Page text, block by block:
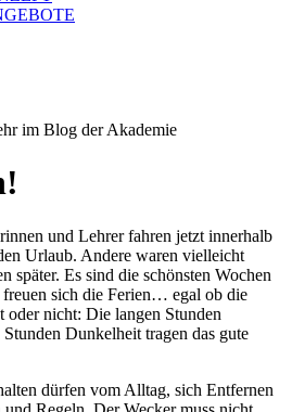
und Lehrer fahren jetzt innerhalb
Urlaub. Andere waren vielleicht
später. Es sind die schönsten Wochen
freuen sich die Ferien… egal ob die
oder nicht: Die langen Stunden
Dunkelheit tragen das gute
dürfen vom Alltag, sich Entfernen